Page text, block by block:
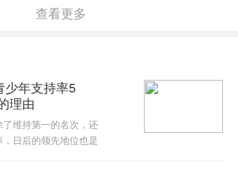
查看更多
少年支持率5
理由
维持第一的名次，还
日后的领先地位也是